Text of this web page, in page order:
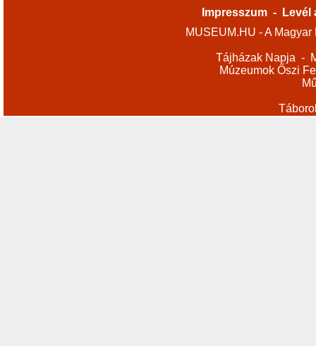
Impresszum -
Levél
MUSEUM.HU - A
Tájházak Napja -
Múzeumok Őszi